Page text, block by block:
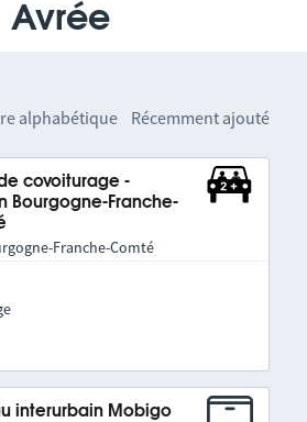
Avrée
alphabétique Récemment ajouté
covoiturage -
Bourgogne-Franche-
Franche-Comté
interurbain Mobigo